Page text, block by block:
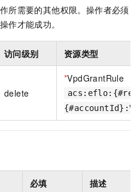
所需要的其他权限。操作者必须
作才能成功。
访问级别 资源类型
delete
*VpdGrantRule
必填 描述